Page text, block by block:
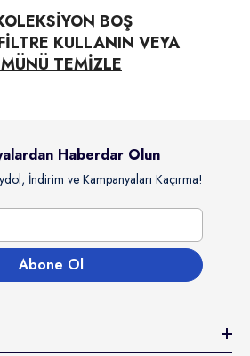
BOŞ
KULLANIN VEYA
TEMIZLE
Haberdar Olun
İndirim ve Kampanyaları Kaçırma!
Abone Ol